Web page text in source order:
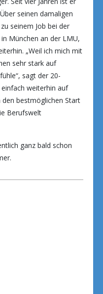
seinen damaligen
seinem Job bei der
München an der LMU,
„Weil ich mich mit
sehr stark auf
sagt der 20-
einfach weiterhin auf
bestmöglichen Start
Berufswelt
ganz bald schon